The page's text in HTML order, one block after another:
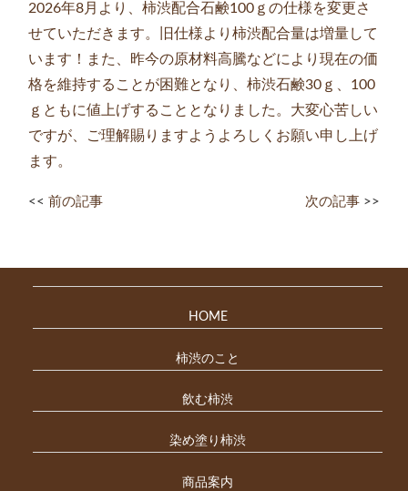
2026年8月より、柿渋配合石鹸100ｇの仕様を変更さ
せていただきます。旧仕様より柿渋配合量は増量して
います！また、昨今の原材料高騰などにより現在の価
格を維持することが困難となり、柿渋石鹸30ｇ、100
ｇともに値上げすることとなりました。大変心苦しい
ですが、ご理解賜りますようよろしくお願い申し上げ
ます。
<< 前の記事 次の記事 >>
HOME
柿渋のこと
飲む柿渋
染め塗り柿渋
商品案内